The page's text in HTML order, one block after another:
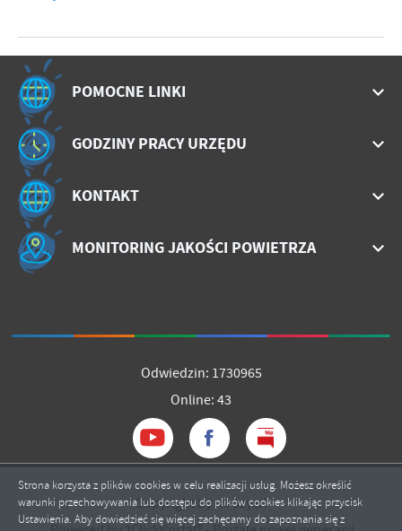
POMOCNE LINKI
GODZINY PRACY URZĘDU
KONTAKT
MONITORING JAKOŚCI POWIETRZA
Odwiedzin: 1730965
Online: 43
Copyright by mrozy.pl
Strona korzysta z plików cookies w celu realizacji usług. Możesz określić
warunki przechowywania lub dostępu do plików cookies klikając przycisk
Ustawienia. Aby dowiedzieć się więcej zachęcamy do zapoznania się z